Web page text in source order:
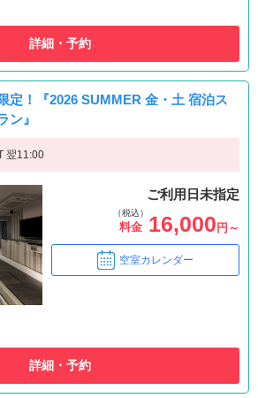
詳細・予約
定！『2026 SUMMER 金・土 宿泊ス
ン』
翌11:00
ご利用日未指定
（税込）
料金 16,000 円～
空室カレンダー
詳細・予約